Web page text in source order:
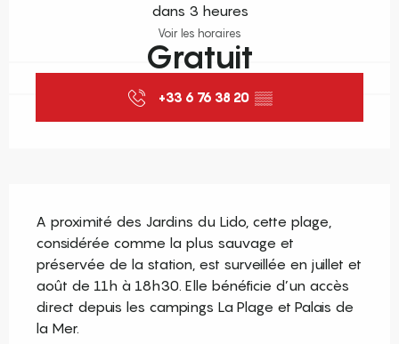
dans 3 heures
Voir les horaires
Gratuit
+33 6 76 38 20 ▒▒
A proximité des Jardins du Lido, cette plage,
considérée comme la plus sauvage et
préservée de la station, est surveillée en juillet et
août de 11h à 18h30. Elle bénéficie d’un accès
direct depuis les campings La Plage et Palais de
la Mer.